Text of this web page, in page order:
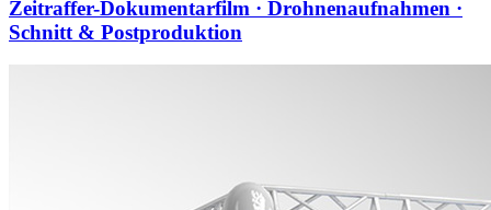
Zeitraffer-Dokumentarfilm · Drohnenaufnahmen ·
Schnitt & Postproduktion